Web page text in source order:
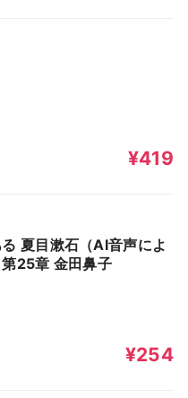
¥419
る 夏目漱石（AI音声によ
25章 金田鼻子
¥254